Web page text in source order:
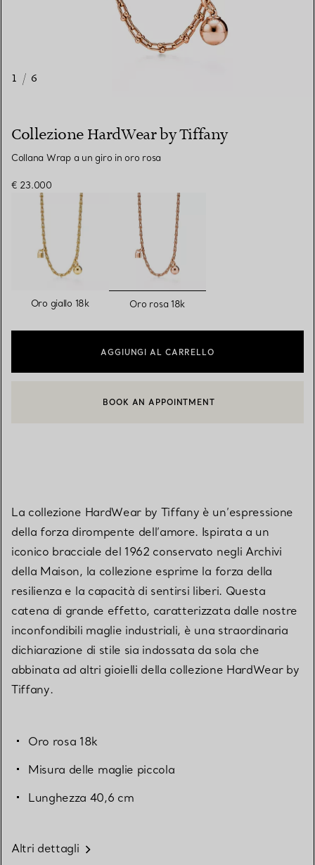
1 / 6
Collezione HardWear by Tiffany
Collana Wrap a un giro in oro rosa
€ 23.000
Oro giallo 18k selezionato/i
Oro rosa 18k
AGGIUNGI AL CARRELLO
CONTATTA UN CONSULENTE CLIENTI O PRENOTA UN
BOOK AN APPOINTMENT
La collezione HardWear by Tiffany è un’espressione
della forza dirompente dell’amore. Ispirata a un
iconico bracciale del 1962 conservato negli Archivi
della Maison, la collezione esprime la forza della
resilienza e la capacità di sentirsi liberi. Questa
catena di grande effetto, caratterizzata dalle nostre
inconfondibili maglie industriali, è una straordinaria
dichiarazione di stile sia indossata da sola che
abbinata ad altri gioielli della collezione HardWear by
Tiffany.
Oro rosa 18k
Misura delle maglie piccola
Lunghezza 40,6 cm
Altri dettagli